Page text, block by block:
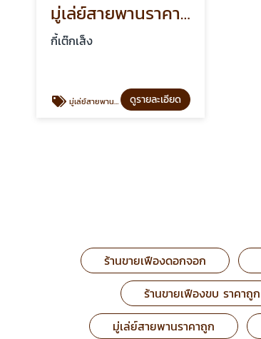
มู่เล่ย์สายพานราคาถูก
กี้เต๊กเส็ง
มู่เล่ย์สายพานราคาถูก ดูรายละเอียด
ร้านขายเฟืองดอกจอก
ร้านขายเฟืองขบ ราคาถูก
มู่เล่ย์สายพานราคาถูก